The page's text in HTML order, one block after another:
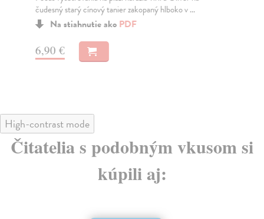
čudesný starý cínový tanier zakopaný hlboko v ...
Na stiahnutie ako PDF
6,90 €
High-contrast mode
Čitatelia s podobným vkusom si
kúpili aj: